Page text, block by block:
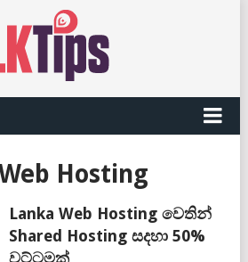
Hosting
Lanka Web Hosting වෙතින්
Shared Hosting සදහා 50%
වට්ටමක්